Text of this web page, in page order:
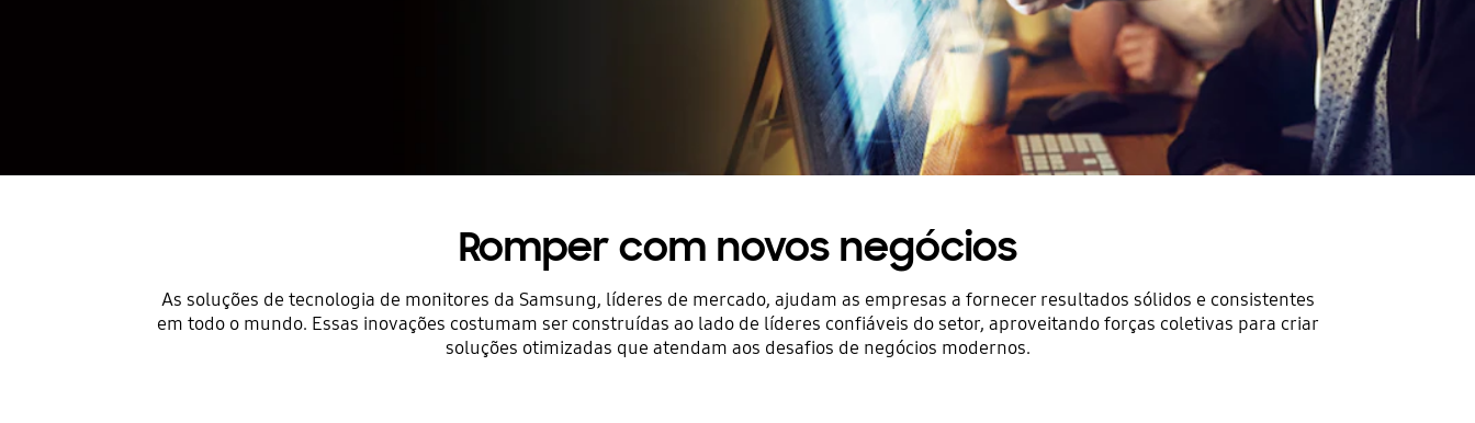
Romper com novos negócios
As soluções de tecnologia de monitores da Samsung, líderes de mercado, ajudam as empresas a fornecer resultados sólidos e consistentes
em todo o mundo. Essas inovações costumam ser construídas ao lado de líderes confiáveis do setor, aproveitando forças coletivas para criar
soluções otimizadas que atendam aos desafios de negócios modernos.